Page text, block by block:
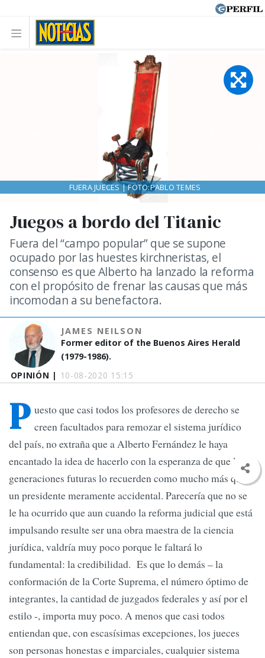
OPINIÓN | 10-08-2020 15:15
Juegos a bordo del Titanic
Fuera del “campo popular” que se supone
ocupado por las huestes kirchneristas, el
consenso es que Alberto ha lanzado la reforma
con el propósito de frenar las causas que más
incomodan a su benefactora.
JAMES NEILSON
Former editor of the Buenos Aires Herald
(1979-1986).
FUERA JUECES | FOTO:PABLO TEMES
P uesto que casi todos los profesores de derecho se
creen facultados para remozar el sistema jurídico
del país, no extraña que a Alberto Fernández le haya
encantado la idea de hacerlo con la esperanza de que las
generaciones futuras lo recuerden como mucho más que
un presidente meramente accidental. Parecería que no se
le ha ocurrido que aun cuando la reforma judicial que está
impulsando resulte ser una obra maestra de la ciencia
jurídica, valdría muy poco porque le faltará lo
fundamental: la credibilidad. Es que lo demás – la
conformación de la Corte Suprema, el número óptimo de
integrantes, la cantidad de juzgados federales y así por el
estilo -, importa muy poco. A menos que casi todos
entiendan que, con escasísimas excepciones, los jueces
son personas honestas e imparciales, cualquier sistema